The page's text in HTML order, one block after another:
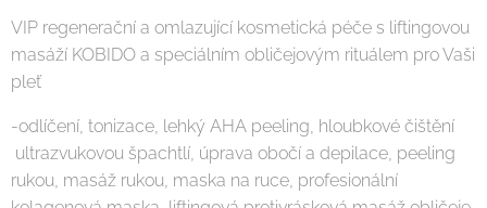
VIP regenerační a omlazující kosmetická péče s liftingovou
masáží KOBIDO a speciálním obličejovým rituálem pro Vaši
pleť
-odlíčení, tonizace, lehký AHA peeling, hloubkové čištění
ultrazvukovou špachtlí, úprava obočí a depilace, peeling
rukou, masáž rukou, maska na ruce, profesionální